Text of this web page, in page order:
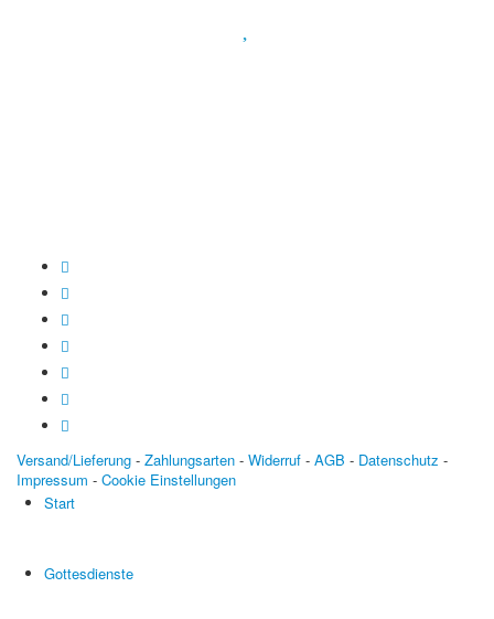
Versand/Lieferung - Zahlungsarten - Widerruf - AGB - Datenschutz -
Impressum - Cookie Einstellungen
Start
Gottesdienste